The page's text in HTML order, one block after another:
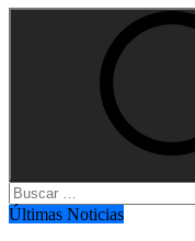
Buscar:
Últimas Noticias